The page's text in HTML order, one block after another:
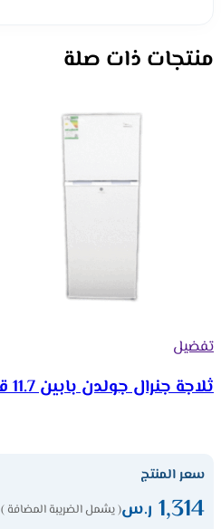
منتجات ذات صلة
تفضيل
ثلاجة جنرال جولدن بابين 11.7 قدم – أبيض
سعر المنتج
1,314 ر.س( يشمل الضريبة المضافة )